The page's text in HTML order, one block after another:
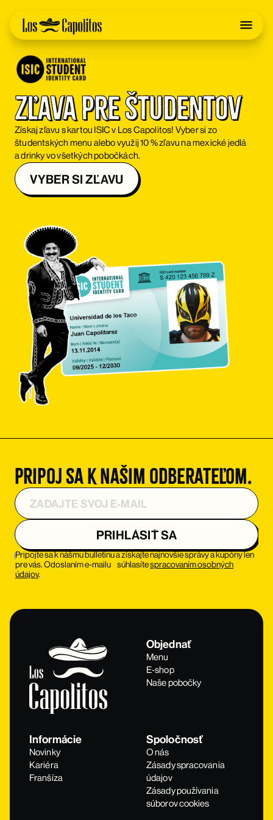
Zľava pre študentov
Získaj zľavu s kartou ISIC v Los Capolitos! Vyber si zo
študentských menu alebo využij 10 % zľavu na mexické jedlá
a drinky vo všetkých pobočkách.
VYBER SI ZĽAVU
Pripoj sa k našim odberateľom.
Pripojte sa k nášmu bulletinu a získajte najnovšie správy a kupóny len
pre vás. Odoslaním e-mailu súhlasítespracovaním osobných
údajov.
Objednať
Menu
E-shop
Naše pobočky
Informácie
Novinky
Kariéra
Franšíza
Spoločnosť
O nás
Zásady spracovania
údajov
Zásady používania
súborov cookies